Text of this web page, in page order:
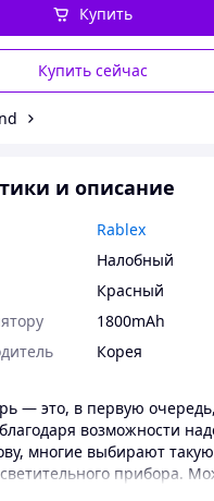
Купить сейчас
Купить
и описание
Rablex
Налобный
Красный
1800mAh
Корея
— это, в первую
возможности
многие выбирают такую
прибора.